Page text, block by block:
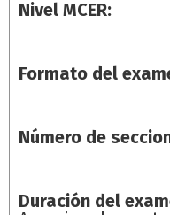
Nivel MCER:
Formato del
Número de
Duración del